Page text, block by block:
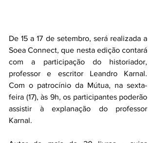
De 15 a 17 de setembro, será realizada a
Soea Connect, que nesta edição contará
com a participação do historiador,
professor e escritor Leandro Karnal.
Com o patrocínio da Mútua, na sexta-
feira (17), às 9h, os participantes poderão
assistir à explanação do professor
Karnal.